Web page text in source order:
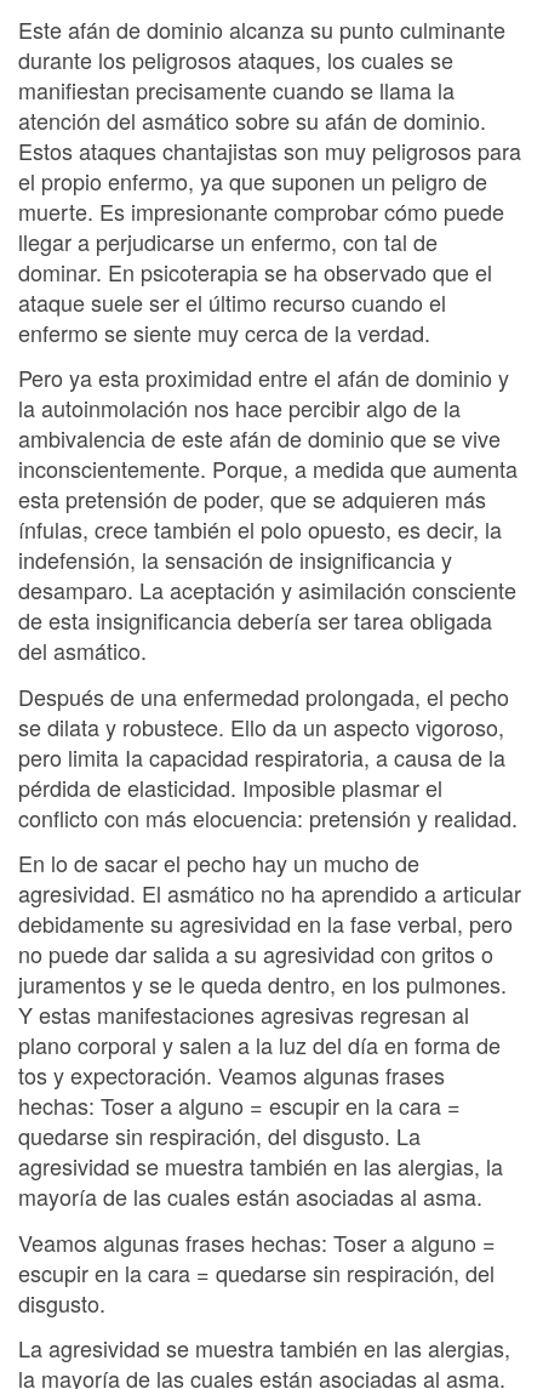
Este afán de dominio alcanza su punto culminante
durante los peligrosos ataques, los cuales se
manifiestan precisamente cuando se llama la
atención del asmático sobre su afán de dominio.
Estos ataques chantajistas son muy peligrosos para
el propio enfermo, ya que suponen un peligro de
muerte. Es impresionante comprobar cómo puede
llegar a perjudicarse un enfermo, con tal de
dominar. En psicoterapia se ha observado que el
ataque suele ser el último recurso cuando el
enfermo se siente muy cerca de la verdad.
Pero ya esta proximidad entre el afán de dominio y
la autoinmolación nos hace percibir algo de la
ambivalencia de este afán de dominio que se vive
inconscientemente. Porque, a medida que aumenta
esta pretensión de poder, que se adquieren más
ínfulas, crece también el polo opuesto, es decir, la
indefensión, la sensación de insignificancia y
desamparo. La aceptación y asimilación consciente
de esta insignificancia debería ser tarea obligada
del asmático.
Después de una enfermedad prolongada, el pecho
se dilata y robustece. Ello da un aspecto vigoroso,
pero limita Ia capacidad respiratoria, a causa de la
pérdida de elasticidad. Imposible plasmar el
conflicto con más elocuencia: pretensión y realidad.
En lo de sacar el pecho hay un mucho de
agresividad. El asmático no ha aprendido a articular
debidamente su agresividad en la fase verbal, pero
no puede dar salida a su agresividad con gritos o
juramentos y se le queda dentro, en los pulmones.
Y estas manifestaciones agresivas regresan al
plano corporal y salen a la luz del día en forma de
tos y expectoración. Veamos algunas frases
hechas: Toser a alguno = escupir en la cara =
quedarse sin respiración, del disgusto. La
agresividad se muestra también en las alergias, la
mayoría de las cuales están asociadas al asma.
Veamos algunas frases hechas: Toser a alguno =
escupir en la cara = quedarse sin respiración, del
disgusto.
La agresividad se muestra también en las alergias,
la mayoría de las cuales están asociadas al asma.